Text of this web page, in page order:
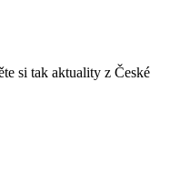
si tak aktuality z České